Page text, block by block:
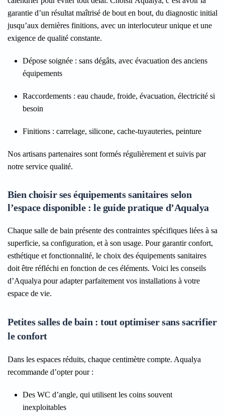
garantie d’un résultat maîtrisé de bout en bout, du diagnostic initial
jusqu’aux dernières finitions, avec un interlocuteur unique et une
exigence de qualité constante.
Dépose soignée : sans dégâts, avec évacuation des anciens
équipements
Raccordements : eau chaude, froide, évacuation, électricité si
besoin
Finitions : carrelage, silicone, cache-tuyauteries, peinture
Nos artisans partenaires sont formés régulièrement et suivis par
notre service qualité.
Bien choisir ses équipements sanitaires selon
l’espace disponible : le guide pratique d’Aqualya
Chaque salle de bain présente des contraintes spécifiques liées à sa
superficie, sa configuration, et à son usage. Pour garantir confort,
esthétique et fonctionnalité, le choix des équipements sanitaires
doit être réfléchi en fonction de ces éléments. Voici les conseils
d’Aqualya pour adapter parfaitement vos installations à votre
espace de vie.
Petites salles de bain : tout optimiser sans sacrifier
le confort
Dans les espaces réduits, chaque centimètre compte. Aqualya
recommande d’opter pour :
Des WC d’angle, qui utilisent les coins souvent
inexploitables